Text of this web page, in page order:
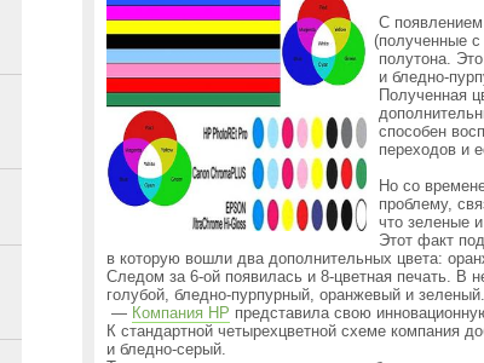
С
(полученныес
полутона.
и бледно-
Полученная
способен
переходов и
Но со
проблему,
что зеленые
Этот факт
в которую вошли два дополнительных цвета:
Следом за 6-ой появилась и 8-цветная печать. В
голубой, бледно-пурпурный, оранжевый и зеленый.
— Компания HP представила свою
К стандартной четырехцветной схеме компания
и бледно-серый.